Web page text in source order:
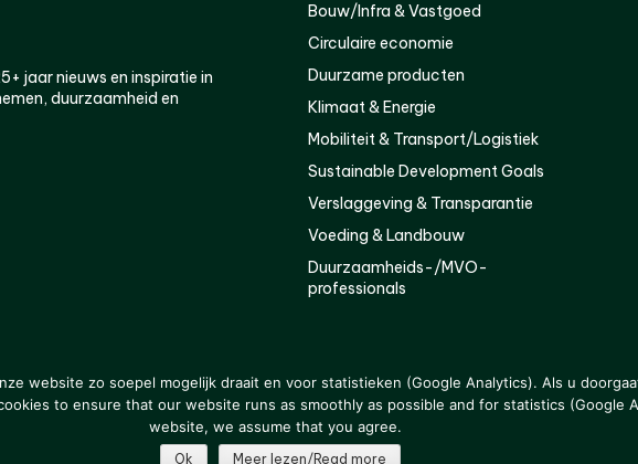
jaar nieuws en inspiratie in
duurzaamheid en
Bouw/Infra & Vastgoed
Circulaire economie
Duurzame producten
Klimaat & Energie
Mobiliteit & Transport/Logistiek
Sustainable Development Goals
Verslaggeving & Transparantie
Voeding & Landbouw
Duurzaamheids-/MVO-
professionals
Privacy
website zo soepel mogelijk draait en voor statistieken (Google Analytics). Als u
to ensure that our website runs as smoothly as possible and for statistics (Google
website, we assume that you agree.
Ok Meer lezen/Read more